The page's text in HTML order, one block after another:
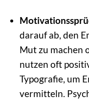
darauf ab, den
Mut zu machen
nutzen oft
Typografie, um
vermitteln.